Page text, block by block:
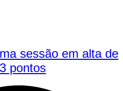
sessão em alta de
pontos